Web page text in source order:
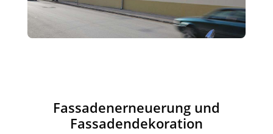
Fassadenerneuerung und
Fassadendekoration